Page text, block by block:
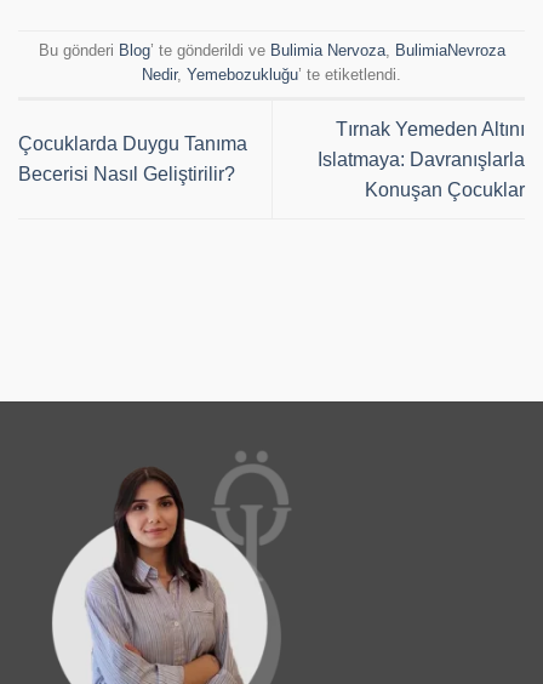
Bu gönderi Blog’ te gönderildi ve Bulimia Nervoza, BulimiaNevroza
Nedir, Yemebozukluğu’ te etiketlendi.
Çocuklarda Duygu Tanıma
Becerisi Nasıl Geliştirilir?
Tırnak Yemeden Altını
Islatmaya: Davranışlarla
Konuşan Çocuklar